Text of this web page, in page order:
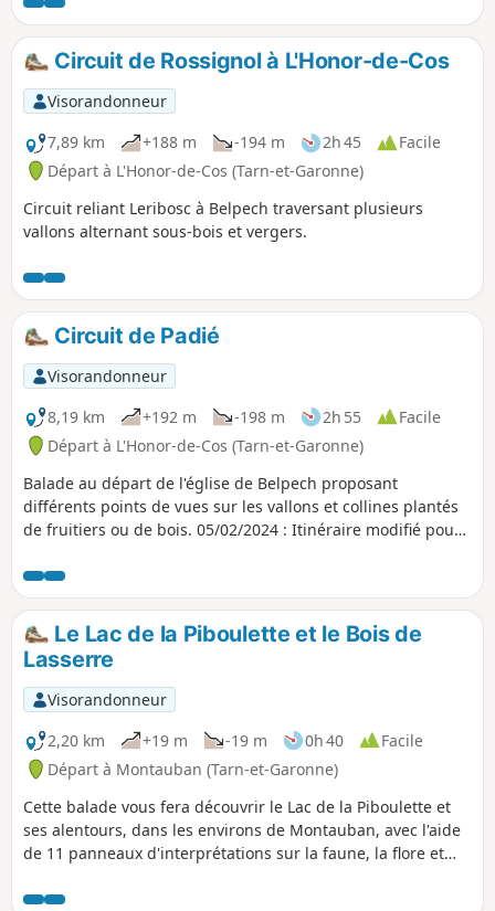
Circuit de Rossignol à L'Honor-de-Cos
Visorandonneur
7,89 km
+188 m -194 m 2h 45
Facile
Départ à L'Honor-de-Cos (Tarn-et-Garonne)
Circuit reliant Leribosc à Belpech traversant plusieurs
vallons alternant sous-bois et vergers.
Circuit de Padié
Visorandonneur
8,19 km
+192 m -198 m 2h 55
Facile
Départ à L'Honor-de-Cos (Tarn-et-Garonne)
Balade au départ de l'église de Belpech proposant
différents points de vues sur les vallons et collines plantés
de fruitiers ou de bois. 05/02/2024 : Itinéraire modifié pour
Le Lac de la Piboulette et le Bois de
Lasserre
Visorandonneur
2,20 km
+19 m -19 m 0h 40
Facile
Départ à Montauban (Tarn-et-Garonne)
Cette balade vous fera découvrir le Lac de la Piboulette et
ses alentours, dans les environs de Montauban, avec l'aide
de 11 panneaux d'interprétations sur la faune, la flore et
famille ou pour se détendre.